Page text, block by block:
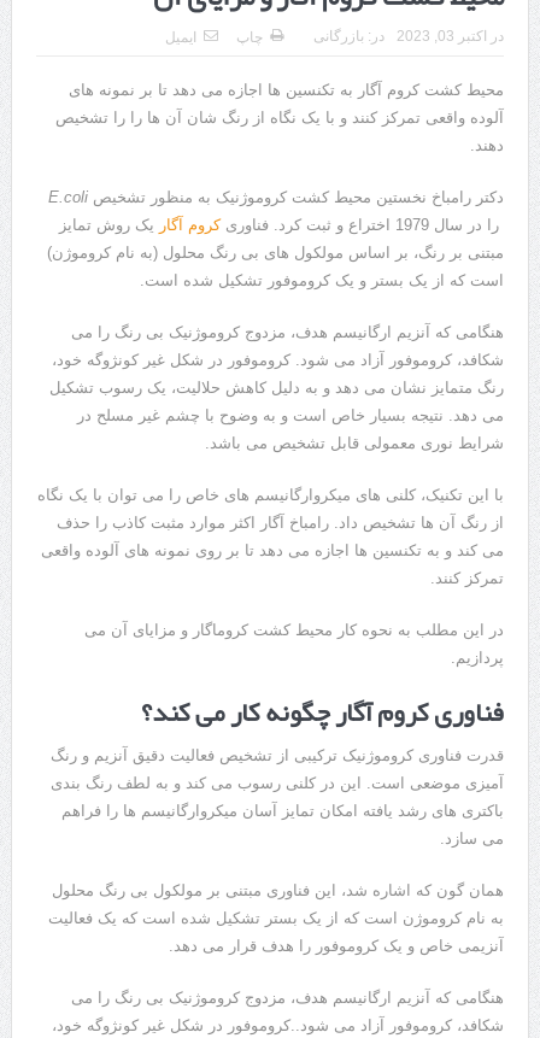
هزینه ایمپلنت دندان در ترکیه 1405 | قیمت، مزایا، معایب و مقایسه با
محصولات تراست؛ بهترین گزینه برای مراقبت از پوست
آشنایی با هنر عاج کاری
7 سوئیت محبوب مشهد نزدیک حرم با غذا و نظر مسافران
درمان ترک های پوستی با لیزر در مشهد | لیزر فوتونا برای بهبود قطعی
استریا
طراحی در خدمت نظم؛ از قفسه ‌های یک‌ طرفه تا دو طرفه، روایت
هوشمندی در معماری فروشگاه
در اکتبر 03, 2023 در: بازرگانی چاپ ایمیل
محیط کشت کروم آگار به تکنسین ها اجازه می دهد تا بر نمونه های
آلوده واقعی تمرکز کنند و با یک نگاه از رنگ شان آن ها را را تشخیص
دهند.
دکتر رامباخ نخستین محیط کشت کروموژنیک به منظور تشخیص E.coli
را در سال 1979 اختراع و ثبت کرد. فناوری
کروم آگار یک روش تمایز
مبتنی بر رنگ، بر اساس مولکول های بی رنگ محلول (به نام کروموژن)
است که از یک بستر و یک کروموفور تشکیل شده است.
هنگامی که آنزیم ارگانیسم هدف، مزدوج کروموژنیک بی رنگ را می
شکافد، کروموفور آزاد می شود. کروموفور در شکل غیر کونژوگه خود،
رنگ متمایز نشان می دهد و به دلیل کاهش حلالیت، یک رسوب تشکیل
می دهد. نتیجه بسیار خاص است و به وضوح با چشم غیر مسلح در
شرایط نوری معمولی قابل تشخیص می باشد.
با این تکنیک، کلنی های میکروارگانیسم های خاص را می توان با یک نگاه
از رنگ آن ها تشخیص داد. رامباخ آگار اکثر موارد مثبت کاذب را حذف
می کند و به تکنسین ها اجازه می دهد تا بر روی نمونه های آلوده واقعی
تمرکز کنند.
در این مطلب به نحوه کار محیط کشت کروماگار و مزایای آن می
پردازیم.
فناوری کروم آگارچگونه کار می کند؟
قدرت فناوری کروموژنیک ترکیبی از تشخیص فعالیت دقیق آنزیم و رنگ
‌آمیزی موضعی است. این در کلنی رسوب می‌ کند و به لطف رنگ ‌بندی
باکتری‌ های رشد یافته امکان تمایز آسان میکروارگانیسم ‌ها را فراهم
می‌ سازد.
همان گون که اشاره شد، این فناوری مبتنی بر مولکول بی رنگ محلول
به نام کروموژن است که از یک بستر تشکیل شده است که یک فعالیت
آنزیمی خاص و یک کروموفور را هدف قرار می دهد.
هنگامی که آنزیم ارگانیسم هدف، مزدوج کروموژنیک بی رنگ را می
شکافد، کروموفور آزاد می شود..کروموفور در شکل غیر کونژوگه خود،